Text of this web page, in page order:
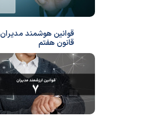
قوانین هوشمند مدیران
قانون هفتم